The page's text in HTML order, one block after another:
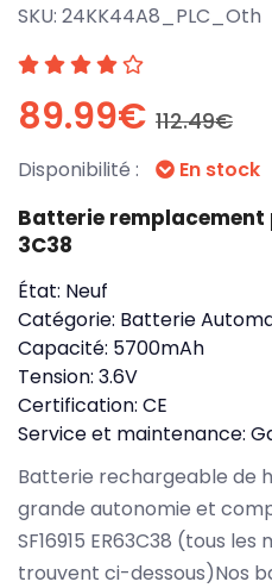
SKU: 24KK44A8_PLC_Oth
89.99€ 112.49€
Disponibilité : En stock
Batterie remplacement
3C38
État: Neuf
Catégorie: Batterie
Capacité: 5700mAh
Tension: 3.6V
Certification: CE
Service et maintenance:
Batterie rechargeable de
grande autonomie et
SF16915 ER63C38 (tous
trouvent ci-dessous)Nos